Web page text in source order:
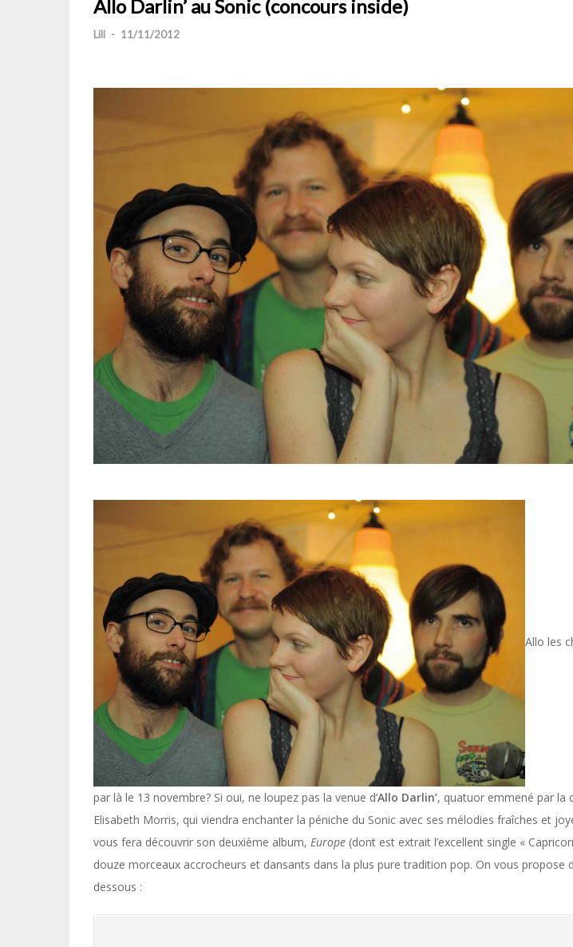
Allo Darlin’ au Sonic (concours inside)
Lili - 11/11/2012
Allo les
par là le 13 novembre? Si oui, ne loupez pas la venue d’Allo Darlin’, quatuor emmené par la
Elisabeth Morris, qui viendra enchanter la péniche du Sonic avec ses mélodies fraîches et
vous fera découvrir son deuxième album, Europe (dont est extrait l’excellent single «
douze morceaux accrocheurs et dansants dans la plus pure tradition pop. On vous propose
dessous :